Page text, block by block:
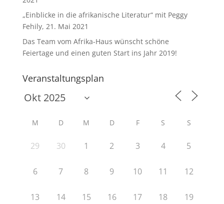
„Einblicke in die afrikanische Literatur“ mit Peggy
Fehily, 21. Mai 2021
Das Team vom Afrika-Haus wünscht schöne
Feiertage und einen guten Start ins Jahr 2019!
Veranstaltungsplan
M D M D F S S
29 30 1 2 3 4 5
6 7 8 9 10 11 12
13 14 15 16 17 18 19